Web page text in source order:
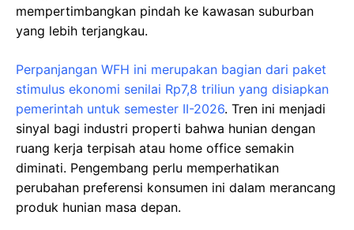
mempertimbangkan pindah ke kawasan suburban
yang lebih terjangkau.
Perpanjangan WFH ini merupakan bagian dari paket
stimulus ekonomi senilai Rp7,8 triliun yang disiapkan
pemerintah untuk semester II-2026. Tren ini menjadi
sinyal bagi industri properti bahwa hunian dengan
ruang kerja terpisah atau home office semakin
diminati. Pengembang perlu memperhatikan
perubahan preferensi konsumen ini dalam merancang
produk hunian masa depan.